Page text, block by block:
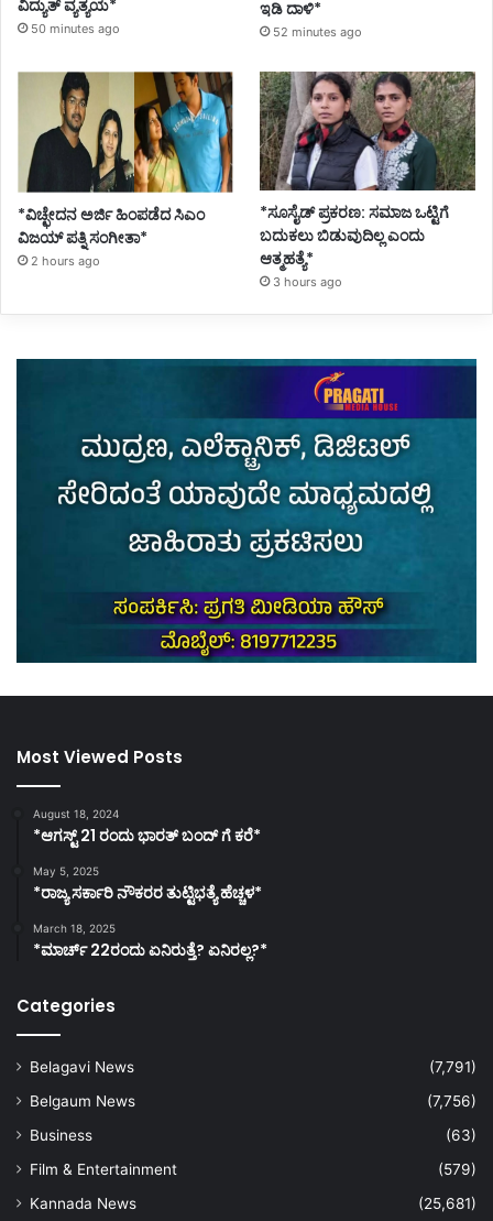
ವಿದ್ಯುತ್ ವ್ಯತ್ಯಯ*
50 minutes ago
ಇಡಿ ದಾಳಿ*
52 minutes ago
*ವಿಚ್ಛೇದನ ಅರ್ಜಿ ಹಿಂಪಡೆದ ಸಿಎಂ
ವಿಜಯ್ ಪತ್ನಿ ಸಂಗೀತಾ*
2 hours ago
*ಸೂಸೈಡ್ ಪ್ರಕರಣ: ಸಮಾಜ ಒಟ್ಟಿಗೆ
ಬದುಕಲು ಬಿಡುವುದಿಲ್ಲ ಎಂದು
ಆತ್ಮಹತ್ಯೆ*
3 hours ago
Most Viewed Posts
August 18, 2024
*ಆಗಸ್ಟ್ 21 ರಂದು ಭಾರತ್‌ ಬಂದ್‌ ಗೆ ಕರೆ*
May 5, 2025
*ರಾಜ್ಯ ಸರ್ಕಾರಿ ನೌಕರರ ತುಟ್ಟಿಭತ್ಯೆ ಹೆಚ್ಚಳ*
March 18, 2025
*ಮಾರ್ಚ್ 22ರಂದು ಏನಿರುತ್ತೆ? ಏನಿರಲ್ಲ?*
Categories
Belagavi News
(7,791)
Belgaum News
(7,756)
Business
(63)
Film & Entertainment
(579)
Kannada News
(25,681)